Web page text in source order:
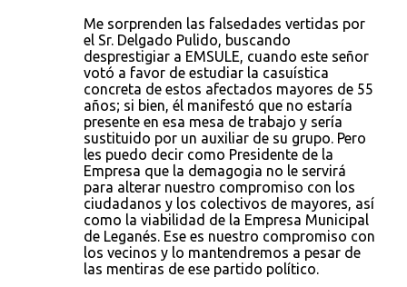
Me sorprenden las falsedades vertidas por
el Sr. Delgado Pulido, buscando
desprestigiar a EMSULE, cuando este señor
votó a favor de estudiar la casuística
concreta de estos afectados mayores de 55
años; si bien, él manifestó que no estaría
presente en esa mesa de trabajo y sería
sustituido por un auxiliar de su grupo. Pero
les puedo decir como Presidente de la
Empresa que la demagogia no le servirá
para alterar nuestro compromiso con los
ciudadanos y los colectivos de mayores, así
como la viabilidad de la Empresa Municipal
de Leganés. Ese es nuestro compromiso con
los vecinos y lo mantendremos a pesar de
las mentiras de ese partido político.